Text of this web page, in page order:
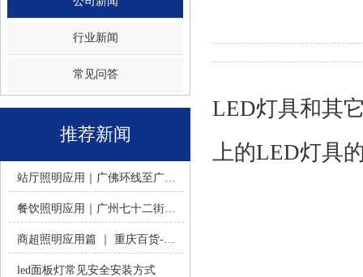
行业新闻
常见问答
推荐新闻
站厅照明应用｜广佛环线至广州南站 -佛山火树银花照明
餐饮照明应用｜广州七十二街道餐饮连锁-佛山火树银花照明
商超照明应用篇 ｜ 重庆百货-佛山火树银花照明合作历程
led面板灯常见安全安装方式
LED灯具和其
上的LED灯具